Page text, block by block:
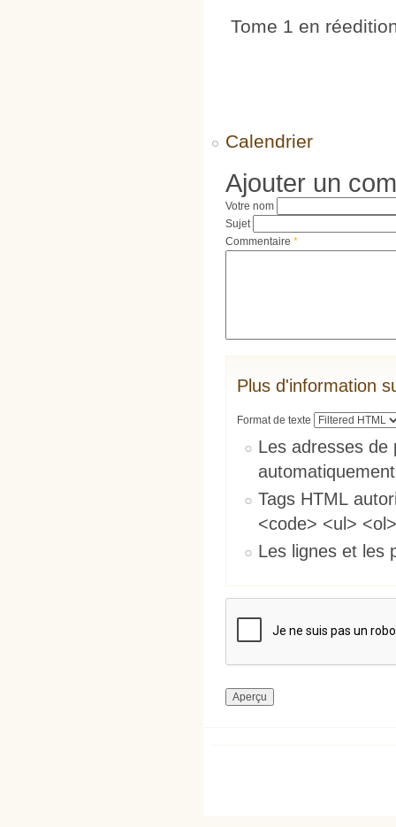
Tome 1 en
Calendrier
Ajouter un
Votre nom
Sujet
Commentaire *
Plus d'information
Format de texte
Les adresses de
Tags HTML
<code> <ul>
Les lignes et les